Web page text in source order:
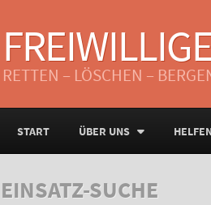
RETTEN – LÖSCHEN –
START ÜBER UNS
EINSATZ-SUCHE